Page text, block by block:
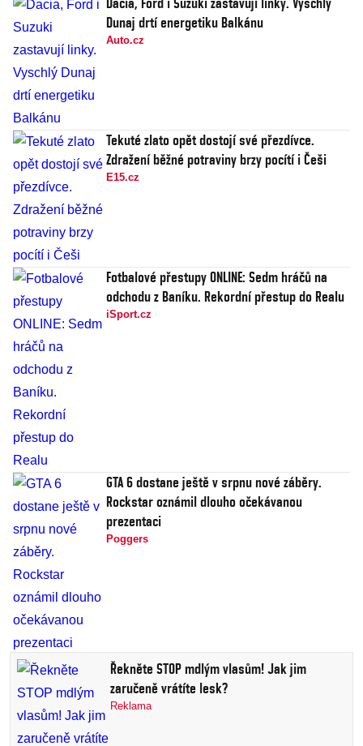
Dunaj drtí energetiku Balkánu
Auto.cz
Tekuté zlato opět dostojí své přezdívce.
Zdražení běžné potraviny brzy pocítí i Češi
E15.cz
Fotbalové přestupy ONLINE: Sedm hráčů na
odchodu z Baníku. Rekordní přestup do Realu
iSport.cz
GTA 6 dostane ještě v srpnu nové záběry.
Rockstar oznámil dlouho očekávanou
prezentaci
Poggers
Řekněte STOP mdlým vlasům! Jak jim
zaručeně vrátíte lesk?
Reklama